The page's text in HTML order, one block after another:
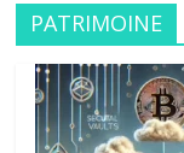
PATRIMOINE